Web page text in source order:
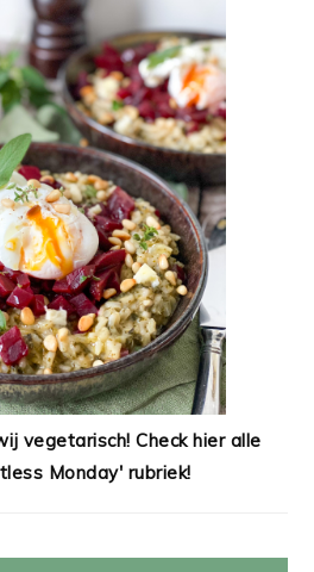
vegetarisch! Check hier alle
Monday' rubriek!